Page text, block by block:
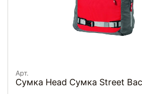
Арт.
Сумка Head Сумка Street